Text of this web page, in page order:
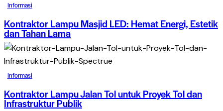
Informasi
Kontraktor Lampu Masjid LED: Hemat Energi, Estetik
dan Tahan Lama
Informasi
Kontraktor Lampu Jalan Tol untuk Proyek Tol dan
Infrastruktur Publik